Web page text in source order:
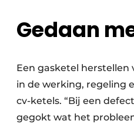
Gedaan
Een gasketel herstellen
in de werking, regeling
cv-ketels. “Bij een
gegokt wat het